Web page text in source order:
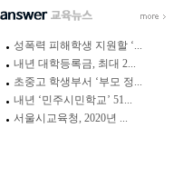
성폭력 피해학생 지원할 ‘...
내년 대학등록금, 최대 2...
초중고 학생부서 ‘부모 정...
내년 ‘민주시민학교’ 51...
서울시교육청, 2020년 ...